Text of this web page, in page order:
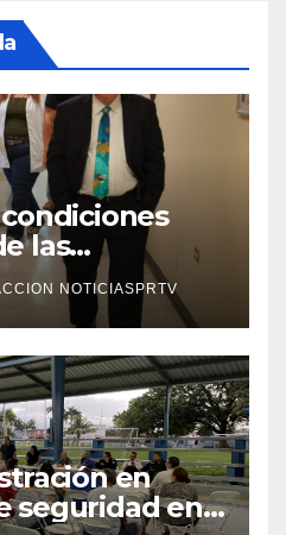
las
Mayagüez
NOTICIASPRTV
en
seguridad en